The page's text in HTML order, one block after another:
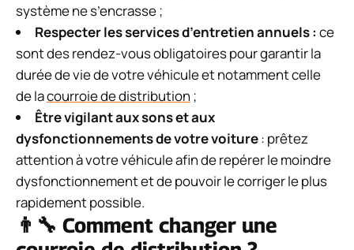
système ne s’encrasse ;
Respecter les services d’entretien annuels : ce
sont des rendez-vous obligatoires pour garantir la
durée de vie de votre véhicule et notamment celle
de lacourroie de distribution ;
Être vigilant aux sons et aux
dysfonctionnements de votre voiture: prêtez
attention à votre véhicule afin de repérer le moindre
dysfonctionnement et de pouvoir le corriger le plus
rapidement possible.
👨‍🔧 Comment changer une